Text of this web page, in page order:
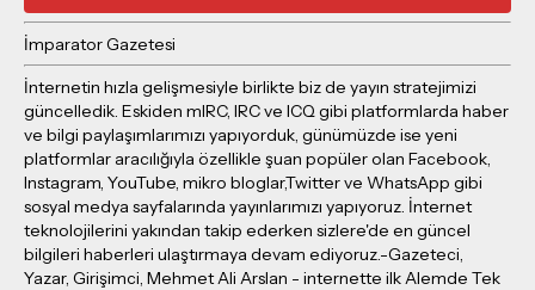
İmparator Gazetesi
İnternetin hızla gelişmesiyle birlikte biz de yayın stratejimizi
güncelledik. Eskiden mIRC, IRC ve ICQ gibi platformlarda haber
ve bilgi paylaşımlarımızı yapıyorduk, günümüzde ise yeni
platformlar aracılığıyla özellikle şuan popüler olan Facebook,
Instagram, YouTube, mikro bloglar,Twitter ve WhatsApp gibi
sosyal medya sayfalarında yayınlarımızı yapıyoruz. İnternet
teknolojilerini yakından takip ederken sizlere'de en güncel
bilgileri haberleri ulaştırmaya devam ediyoruz.-Gazeteci,
Yazar, Girişimci, Mehmet Ali Arslan - internette ilk Alemde Tek